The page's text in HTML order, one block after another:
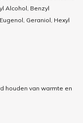
Alcohol, Benzyl
Geraniol, Hexyl
houden van warmte en